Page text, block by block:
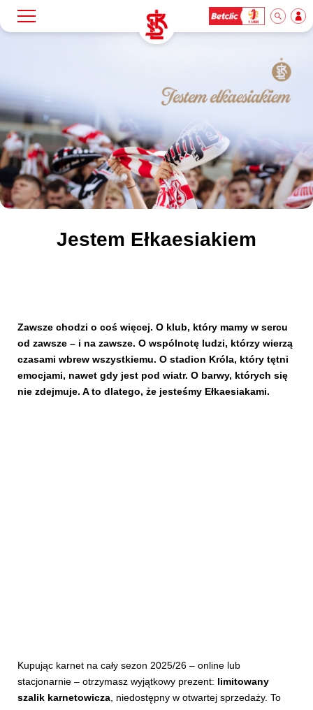
Mecze
Bilety
Akademia
Kibice
Jestem Ełkaesiakiem
Zawsze chodzi o coś więcej. O klub, który mamy w sercu
od zawsze – i na zawsze. O wspólnotę ludzi, którzy wierzą
czasami wbrew wszystkiemu. O stadion Króla, który tętni
emocjami, nawet gdy jest pod wiatr. O barwy, których się
nie zdejmuje. A to dlatego, że jesteśmy Ełkaesiakami.
Kupując karnet na cały sezon 2025/26 – online lub
stacjonarnie – otrzymasz wyjątkowy prezent: limitowany
szalik karnetowicza, niedostępny w otwartej sprzedaży. To